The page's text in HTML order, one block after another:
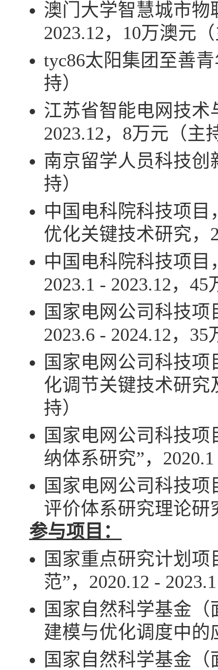
澳门大学智慧城市
2023.12， 10万澳元
tyc86太阳集团至善
持）
江苏省智能电网技
2023.12， 8万元（主
南京留学人员科技创
持）
中国电科院科技项
优化关键技术研究，
中国电科院科技项目
2023.1 - 2023.12， 45
国家电网公司科技
2023.6 - 2024.12， 35
国家电网公司科技
化调节关键技术研究
持）
国家电网公司科技
纳体系研究”，
国家电网公司科技
评价体系研究理论研
参与项目：
国家重点研究计划
范”， 2020.12 -
国家自然科学基金
建模与优化调度中的
国家自然科学基金